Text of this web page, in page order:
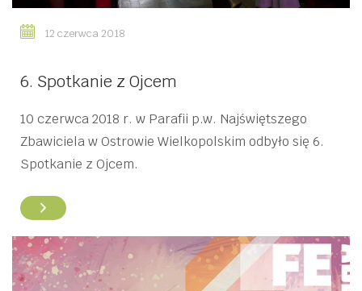
12 czerwca 2018
6. Spotkanie z Ojcem
10 czerwca 2018 r. w Parafii p.w. Najświętszego
Zbawiciela w Ostrowie Wielkopolskim odbyło się 6.
Spotkanie z Ojcem.